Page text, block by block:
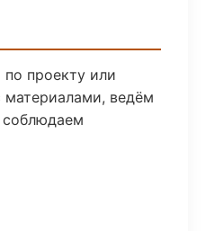
проекту или
ведём